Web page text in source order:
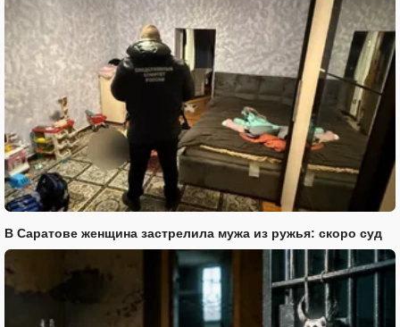
В Саратове женщина застрелила мужа из ружья: скоро суд